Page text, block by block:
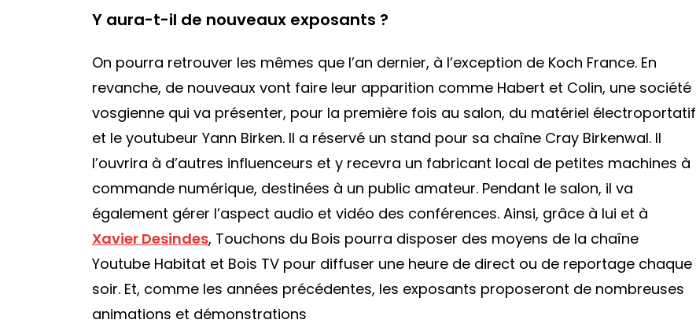
Y aura-t-il de nouveaux exposants ?
On pourra retrouver les mêmes que l’an dernier, à l’exception de Koch France. En
revanche, de nouveaux vont faire leur apparition comme Habert et Colin, une société
vosgienne qui va présenter, pour la première fois au salon, du matériel électroportatif
et le youtubeur Yann Birken. Il a réservé un stand pour sa chaîne Cray Birkenwal. Il
l’ouvrira à d’autres influenceurs et y recevra un fabricant local de petites machines à
commande numérique, destinées à un public amateur. Pendant le salon, il va
également gérer l’aspect audio et vidéo des conférences. Ainsi, grâce à lui et à
Xavier Desindes, Touchons du Bois pourra disposer des moyens de la chaîne
Youtube Habitat et Bois TV pour diffuser une heure de direct ou de reportage chaque
soir. Et, comme les années précédentes, les exposants proposeront de nombreuses
animations et démonstrations